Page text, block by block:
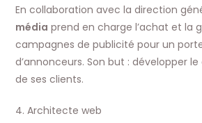
En collaboration avec la direction
média prend en charge l’achat et la
campagnes de publicité pour un
d’annonceurs. Son but : développer
de ses clients.
4. Architecte web